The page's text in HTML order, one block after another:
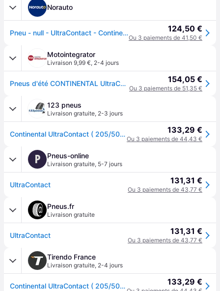
Norauto
Pneu - null - UltraContact - Continental - 205-50-17-89-V 124,50 €
Ou 3 paiements de 41,50 €
Motointegrator
Livraison 9,99 €, 2-4 jours
Pneus d'été CONTINENTAL UltraContact 205/50R17 89V 154,05 €
Ou 3 paiements de 51,35 €
123 pneus
Livraison gratuite, 2-3 jours
Continental UltraContact ( 205/50 R17 89V EVc, avec rebord protecteur de jante ) 133,29 €
Ou 3 paiements de 44,43 €
P Pneus-online
Livraison gratuite, 5-7 jours
UltraContact 131,31 €
Ou 3 paiements de 43,77 €
Pneus.fr
Livraison gratuite
UltraContact 131,31 €
Ou 3 paiements de 43,77 €
Tirendo France
Livraison gratuite, 2-4 jours
Continental UltraContact ( 205/50 R17 89V EVc, avec rebord protecteur de jante ) 133,29 €